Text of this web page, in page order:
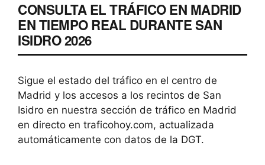
CONSULTA EL TRÁFICO EN MADRID
EN TIEMPO REAL DURANTE SAN
ISIDRO 2026
Sigue el estado del tráfico en el centro de
Madrid y los accesos a los recintos de San
Isidro en nuestra sección de tráfico en Madrid
en directo en traficohoy.com, actualizada
automáticamente con datos de la DGT.